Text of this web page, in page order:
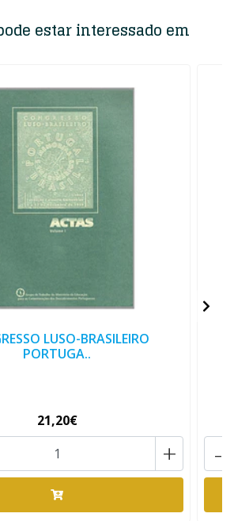
estar interessado em
LUSO-BRASILEIRO
PORTUGA..
21,20€
+ -